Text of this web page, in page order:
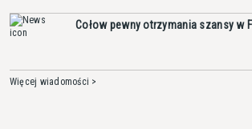
Cołow pewny otrzymania szansy w
Więcej wiadomości >